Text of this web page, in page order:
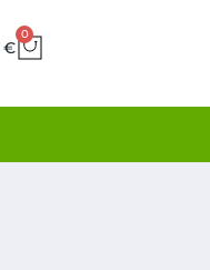
€
0